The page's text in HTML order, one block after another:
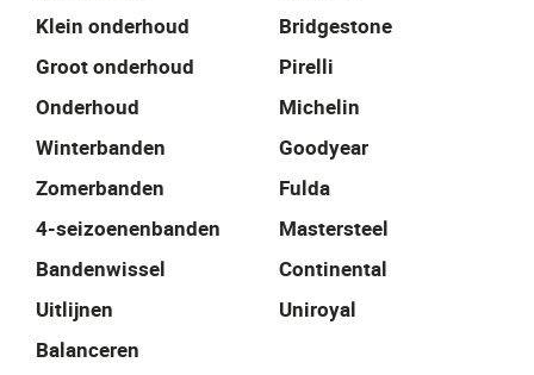
Klein onderhoud
Groot onderhoud
Onderhoud
Winterbanden
Zomerbanden
4-seizoenenbanden
Bandenwissel
Uitlijnen
Balanceren
Bridgestone
Pirelli
Michelin
Goodyear
Fulda
Mastersteel
Continental
Uniroyal